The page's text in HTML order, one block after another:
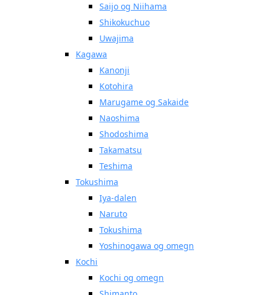
Saijo og Niihama
Shikokuchuo
Uwajima
Kagawa
Kanonji
Kotohira
Marugame og Sakaide
Naoshima
Shodoshima
Takamatsu
Teshima
Tokushima
Iya-dalen
Naruto
Tokushima
Yoshinogawa og omegn
Kochi
Kochi og omegn